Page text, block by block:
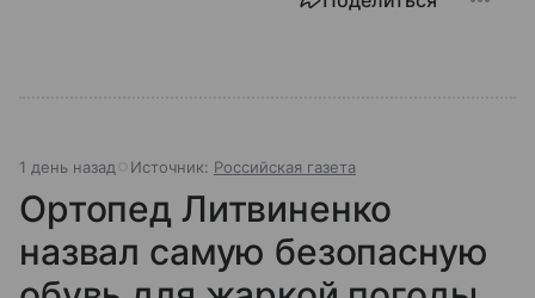
1 день назад Источник: Российская газета
Ортопед Литвиненко
назвал самую безопасную